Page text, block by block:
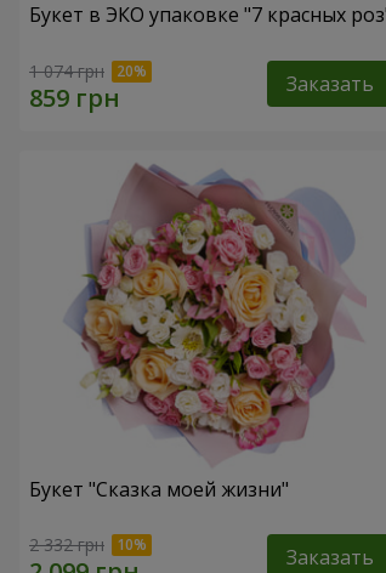
Букет в ЭКО упаковке "7 красных
1 074 грн Заказать
Букет "Сказка моей жизни"
2 332 грн Заказать